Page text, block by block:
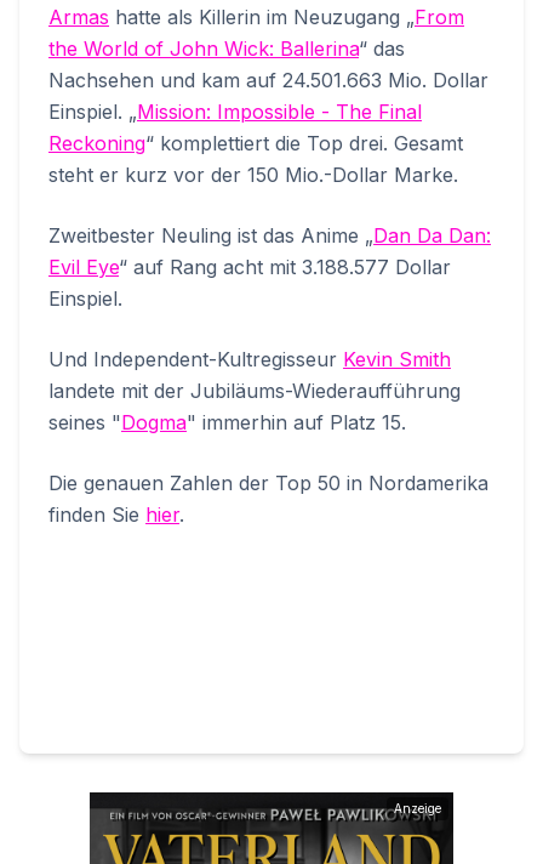
Armas hatte als Killerin im Neuzugang „From
the World of John Wick: Ballerina“ das
Nachsehen und kam auf 24.501.663 Mio. Dollar
Einspiel. „Mission: Impossible - The Final
Reckoning“ komplettiert die Top drei. Gesamt
steht er kurz vor der 150 Mio.-Dollar Marke.
Zweitbester Neuling ist das Anime „Dan Da Dan:
Evil Eye“ auf Rang acht mit 3.188.577 Dollar
Einspiel.
Und Independent-Kultregisseur Kevin Smith
landete mit der Jubiläums-Wiederaufführung
seines "Dogma" immerhin auf Platz 15.
Die genauen Zahlen der Top 50 in Nordamerika
finden Sie hier.
Anzeige